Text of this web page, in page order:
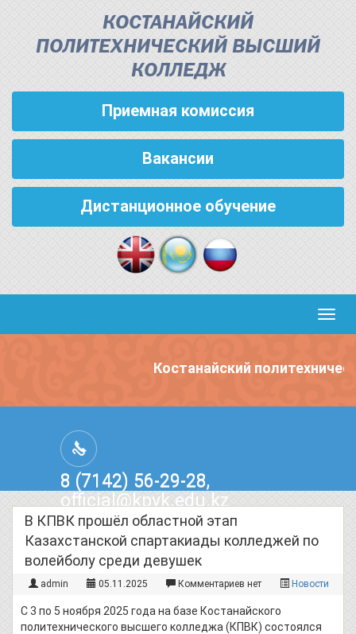
КОСТАНАЙСКИЙ
ПОЛИТЕХНИЧЕСКИЙ ВЫСШИЙ
КОЛЛЕДЖ
Приемная комиссия
Вакансии
Дистанционное обучение
Костанайский
8 (7142) 56-29-28,
official@kpvk.edu.kz
г.Костанай, Проспект Кобыланды
Батыра, 3
В КПВК прошёл областной этап
Казахстанской спартакиады колледжей по
волейболу среди девушек
admin 05.11.2025 Комментариев нет Новости
С 3 по 5 ноября 2025 года на базе Костанайского
политехнического высшего колледжа (КПВК) состоялся